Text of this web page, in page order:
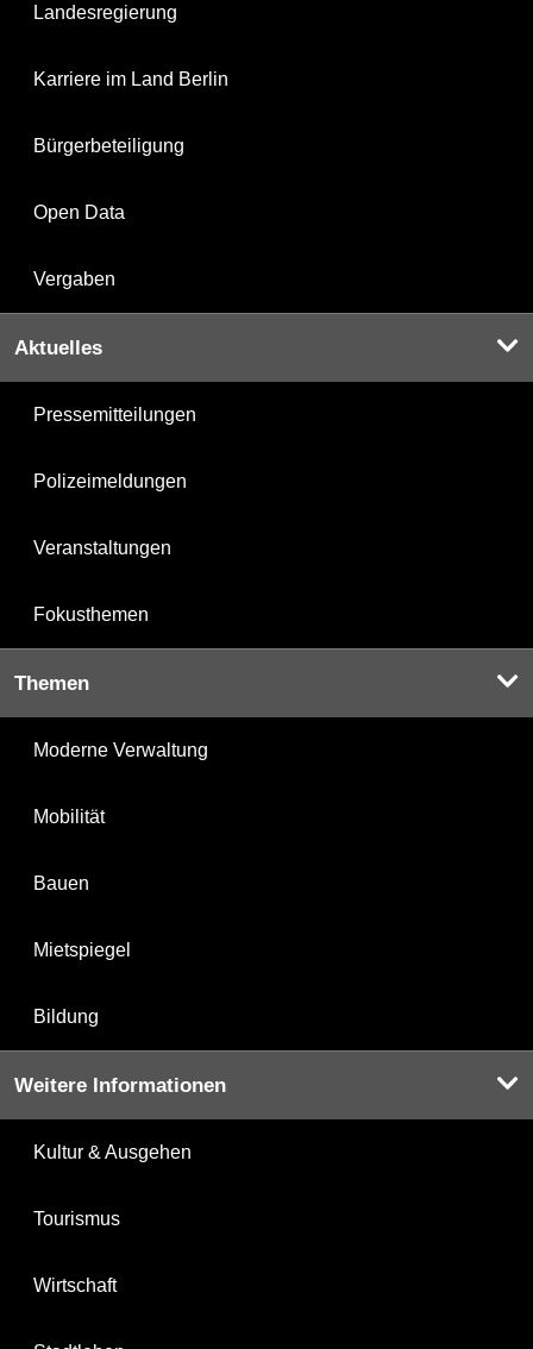
Landesregierung
Karriere im Land Berlin
Bürgerbeteiligung
Open Data
Vergaben
Aktuelles
Pressemitteilungen
Polizeimeldungen
Veranstaltungen
Fokusthemen
Themen
Moderne Verwaltung
Mobilität
Bauen
Mietspiegel
Bildung
Weitere Informationen
Kultur & Ausgehen
Tourismus
Wirtschaft